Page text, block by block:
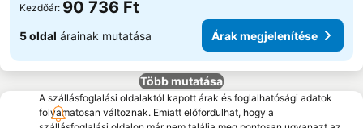
Kezdőár: 90 736 Ft
5 oldal árainak mutatása Árak megjelenítése
Több mutatása
A szállásfoglalási oldalaktól kapott árak és foglalhatósági adatok
folyamatosan változnak. Emiatt előfordulhat, hogy a